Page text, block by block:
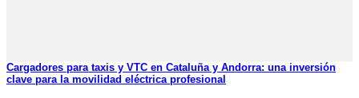
Cargadores para taxis y VTC en Cataluña y Andorra: una inversión
clave para la movilidad eléctrica profesional